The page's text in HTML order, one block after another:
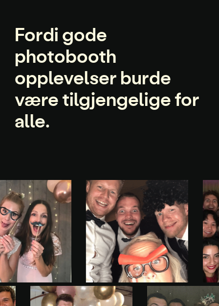
Fordi gode
photobooth
opplevelser burde
være tilgjengelige for
alle.